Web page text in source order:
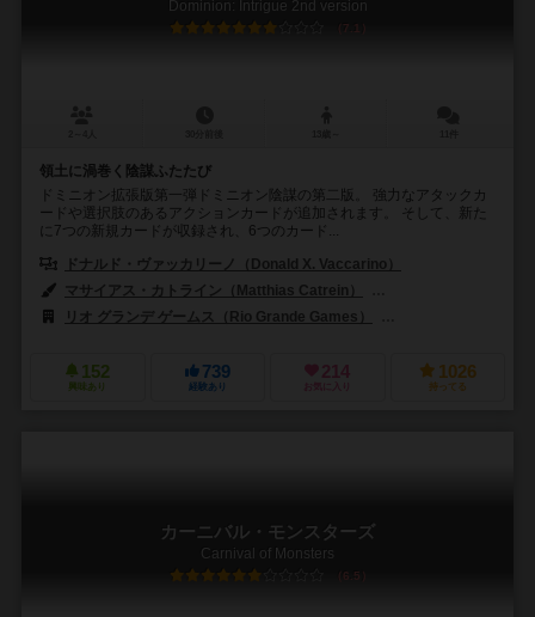
Dominion: Intrigue 2nd version
7.1
領土に渦巻く陰謀ふたたび
ドミニオン拡張版第一弾ドミニオン陰謀の第二版。 強力なアタックカ
ードや選択肢のあるアクションカードが追加されます。 そして、新た
に7つの新規カードが収録され、6つのカード...
ドナルド・ヴァッカリーノ（Donald X. Vaccarino）
マサイアス・カトライン（Matthias Catrein）
リオ グランデ ゲームス（Rio Grande Games）
152
興味あり
739
経験あり
214
お気に入り
1026
持ってる
カーニバル・モンスターズ
Carnival of Monsters
6.5